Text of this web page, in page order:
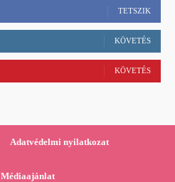
TETSZIK
KÖVETÉS
KÖVETÉS
Adatvédelmi nyilatkozat
Médiaajánlat